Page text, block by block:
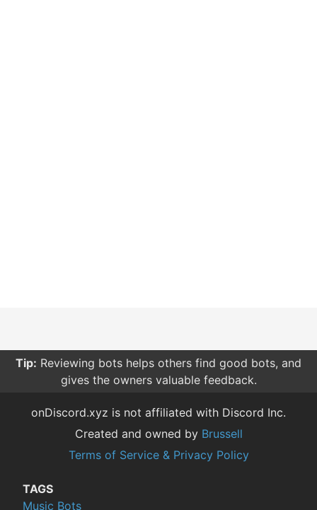
Tip: Reviewing bots helps others find good bots, and
gives the owners valuable feedback.
onDiscord.xyz is not affiliated with Discord Inc.
Created and owned by Brussell
Terms of Service & Privacy Policy
TAGS
Music Bots